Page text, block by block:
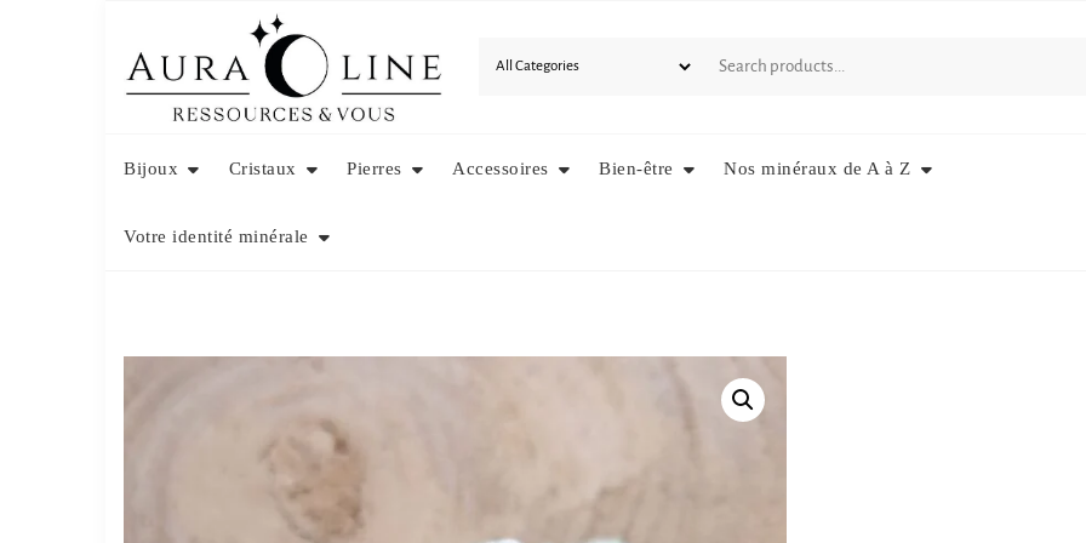
content
Bijoux Cristaux Pierres Accessoires Bien-être Nos minéraux de A à Z
Votre identité minérale